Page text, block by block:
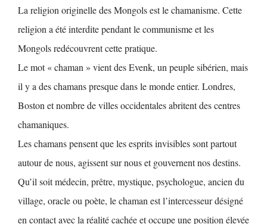
La religion originelle des Mongols est le chamanisme. Cette
religion a été interdite pendant le communisme et les
Mongols redécouvrent cette pratique.
Le mot « chaman » vient des Evenk, un peuple sibérien, mais
il y a des chamans presque dans le monde entier. Londres,
Boston et nombre de villes occidentales abritent des centres
chamaniques.
Les chamans pensent que les esprits invisibles sont partout
autour de nous, agissent sur nous et gouvernent nos destins.
Qu’il soit médecin, prêtre, mystique, psychologue, ancien du
village, oracle ou poète, le chaman est l’intercesseur désigné
en contact avec la réalité cachée et occupe une position élevée